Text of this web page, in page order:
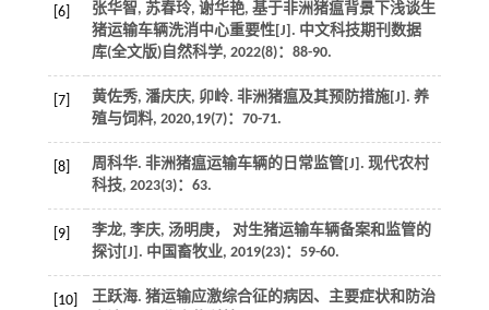
[6]
张华智, 苏春玲, 谢华艳, 基于非洲猪瘟背景下浅谈生
猪运输车辆洗消中心重要性[J]. 中文科技期刊数据
库(全文版)自然科学, 2022(8)：88-90.
[7] 黄佐秀, 潘庆庆, 卯岭. 非洲猪瘟及其预防措施[J]. 养
殖与饲料, 2020,19(7)：70-71.
[8] 周科华. 非洲猪瘟运输车辆的日常监管[J]. 现代农村
科技, 2023(3)：63.
[9]
李龙, 李庆, 汤明庚， 对生猪运输车辆备案和监管的
探讨[J]. 中国畜牧业, 2019(23)：59-60.
[10]
王跃海. 猪运输应激综合征的病因、主要症状和防治